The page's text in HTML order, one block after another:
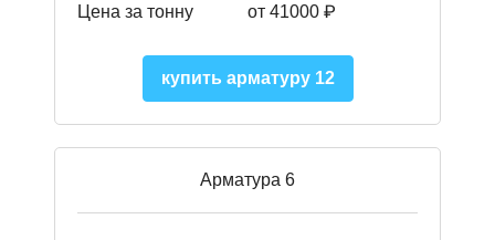
Цена за тонну от 41000 ₽
купить арматуру 12
Арматура 6